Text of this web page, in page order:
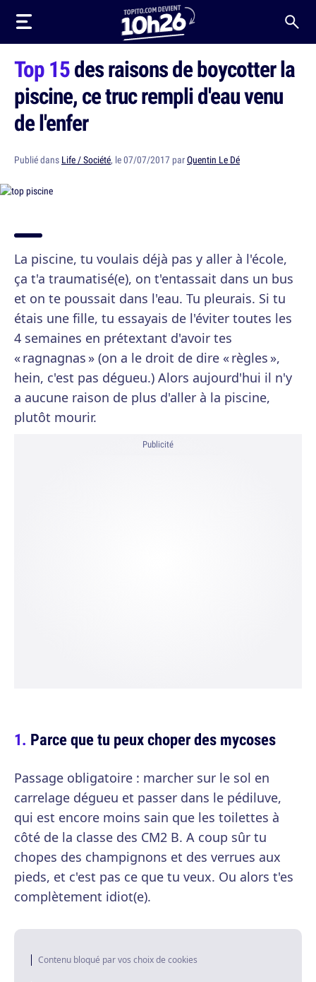
Top 15des raisons de boycotter la
piscine, ce truc rempli d'eau venu
de l'enfer
Publié dans Life / Société, le 07/07/2017 parQuentin Le Dé
La piscine, tu voulais déjà pas y aller à l'école,
ça t'a traumatisé(e), on t'entassait dans un bus
et on te poussait dans l'eau. Tu pleurais. Si tu
étais une fille, tu essayais de l'éviter toutes les
4 semaines en prétextant d'avoir tes
« ragnagnas » (on a le droit de dire « règles »,
hein, c'est pas dégueu.) Alors aujourd'hui il n'y
a aucune raison de plus d'aller à la piscine,
plutôt mourir.
Publicité
Parce que tu peux choper des mycoses
Passage obligatoire : marcher sur le sol en
carrelage dégueu et passer dans le pédiluve,
qui est encore moins sain que les toilettes à
côté de la classe des CM2 B. A coup sûr tu
chopes des champignons et des verrues aux
pieds, et c'est pas ce que tu veux. Ou alors t'es
complètement idiot(e).
Contenu bloqué par vos choix de cookies